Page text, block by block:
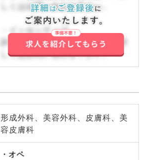
しくはお問い合わせ下さい。
・インセンティブ
詳しくはお問い合わせ下さい。詳
しくはお問い合わせ下さい。
形成外科、美容外科、皮膚科、美
容皮膚科
オペ